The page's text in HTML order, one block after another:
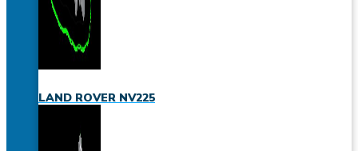
LAND ROVER NV225